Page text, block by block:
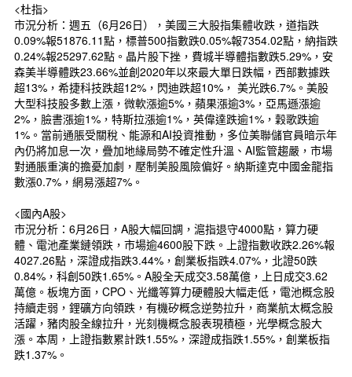
<杜指>
市況分析：週五（6月26日），美國三大股指集體收跌，道指跌
0.09%報51876.11點，標普500指數跌0.05%報7354.02點，納指跌
0.24%報25297.62點。晶片股下挫，費城半導體指數跌5.29%，安
森美半導體跌23.66%並創2020年以來最大單日跌幅，西部數據跌
超13%，希捷科技跌超12%，閃迪跌超10%， 美光跌6.7%。美股
大型科技股多數上漲，微軟漲逾5%，蘋果漲逾3%，亞馬遜漲逾
2%，臉書漲逾1%，特斯拉漲逾1%，英偉達跌逾1%，穀歌跌逾
1%。當前通脹受關稅、能源和AI投資推動，多位美聯儲官員暗示年
內仍將加息一次，疊加地緣局勢不確定性升溫、AI監管趨嚴，市場
對通脹重演的擔憂加劇，壓制美股風險偏好。納斯達克中國金龍指
數漲0.7%，網易漲超7%。
<國內A股>
市況分析：6月26日，A股大幅回調，滬指退守4000點，算力硬
體、電池產業鏈領跌，市場逾4600股下跌。上證指數收跌2.26%報
4027.26點，深證成指跌3.44%，創業板指跌4.07%，北證50跌
0.84%，科創50跌1.65%。A股全天成交3.58萬億，上日成交3.62
萬億。板塊方面，CPO、光纖等算力硬體股大幅走低，電池概念股
持續走弱，鋰礦方向領跌，有機矽概念逆勢拉升，商業航太概念股
活躍，豬肉股全線拉升，光刻機概念股表現積極，光學概念股大
漲。本周，上證指數累計跌1.55%，深證成指跌1.55%，創業板指
跌1.37%。